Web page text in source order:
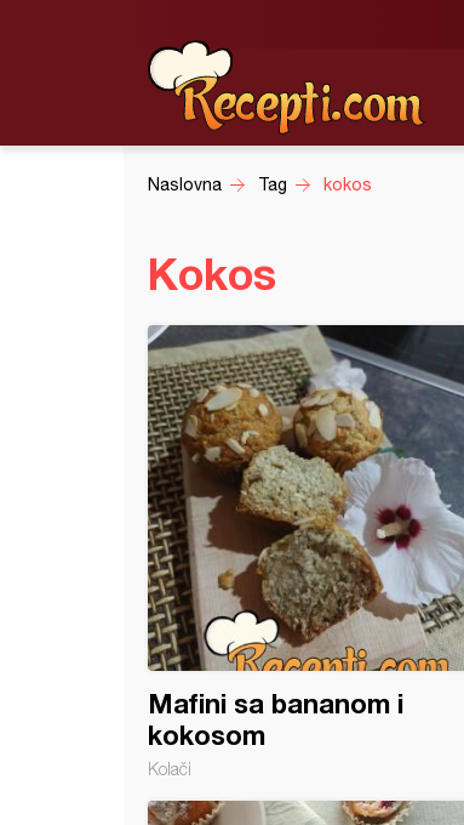
Naslovna Tag kokos
Kokos
Mafini sa bananom i
kokosom
Kolači
sa breskvama